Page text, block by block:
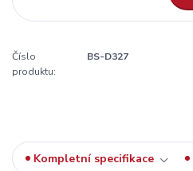
Číslo
produktu:
BS-D327
Kompletní specifikace